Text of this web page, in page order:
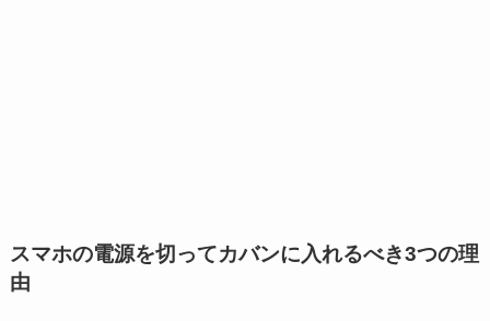
スマホの電源を切ってカバンに入れるべき3つの理
由